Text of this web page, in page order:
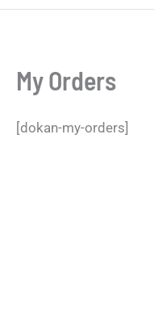
My Orders
[dokan-my-orders]